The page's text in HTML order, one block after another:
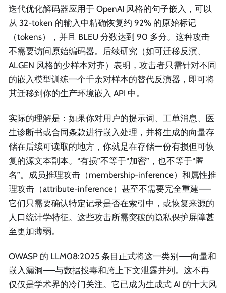
迭代优化解码器应用于 OpenAI 风格的句子嵌入，可以
从 32-token 的输入中精确恢复约 92% 的原始标记
（tokens），并且 BLEU 分数达到 90 多分。这种攻击
不需要访问原始编码器。后续研究（如可迁移反演、
ALGEN 风格的少样本对齐）表明，攻击者只需针对不同
的嵌入模型训练一个千余对样本的替代反演器，即可将
其迁移到你的生产环境嵌入 API 中。
实际的理解是：如果你对用户的提示词、工单消息、医
生诊断书或合同条款进行嵌入处理，并将生成的向量存
储在后续可读取的地方，你就是在存储一份有损但可恢
复的源文本副本。“有损”不等于“加密”，也不等于“匿
名”。成员推理攻击（membership-inference）和属性推
理攻击（attribute-inference）甚至不需要完全重建——
它们只需要确认特定记录是否在索引中，或恢复来源的
人口统计学特征。这些攻击所需突破的隐私保护屏障甚
至更加薄弱。
OWASP 的 LLM08:2025 条目正式将这一类别——向量和
嵌入漏洞——与数据投毒和跨上下文泄露并列。这不再
仅仅是学术界的冷门关注。它已成为生成式 AI 的十大风